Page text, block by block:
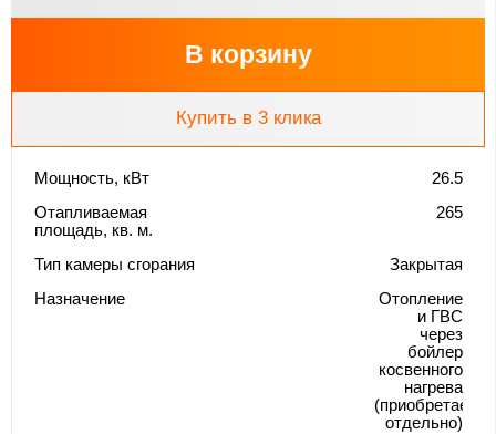
В корзину
Купить в 3 клика
Мощность, кВт
26.5
Отапливаемая
площадь, кв. м.
265
Тип камеры сгорания
Закрытая
Назначение
Отопление
и ГВС
через
бойлер
косвенного
нагрева
(приобретается
отдельно)